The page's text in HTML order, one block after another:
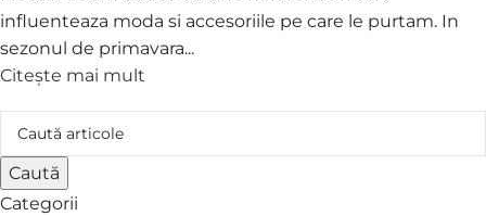
influenteaza moda si accesoriile pe care le purtam. In
sezonul de primavara...
Citește mai mult
Caută
Categorii